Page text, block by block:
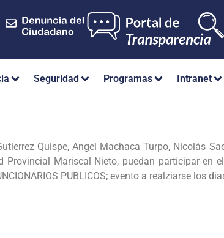
Seguridad Programas Intranet
Quispe, Angel Machaca Turpo, Nicolás
Mariscal Nieto, puedan participar en el
PUBLICOS; evento a realziarse los